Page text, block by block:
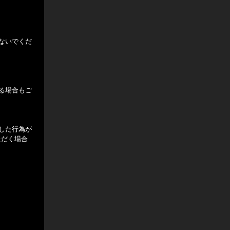
いでくだ
場合もご
た行為が
く場合